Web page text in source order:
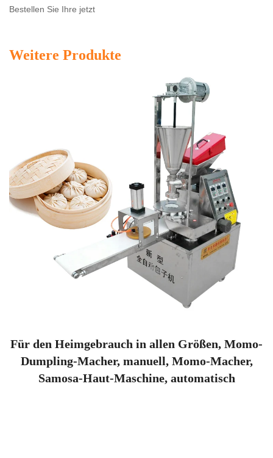
Bestellen Sie Ihre jetzt
Weitere Produkte
Für den Heimgebrauch in allen Größen, Momo-
Dumpling-Macher, manuell, Momo-Macher,
Samosa-Haut-Maschine, automatisch